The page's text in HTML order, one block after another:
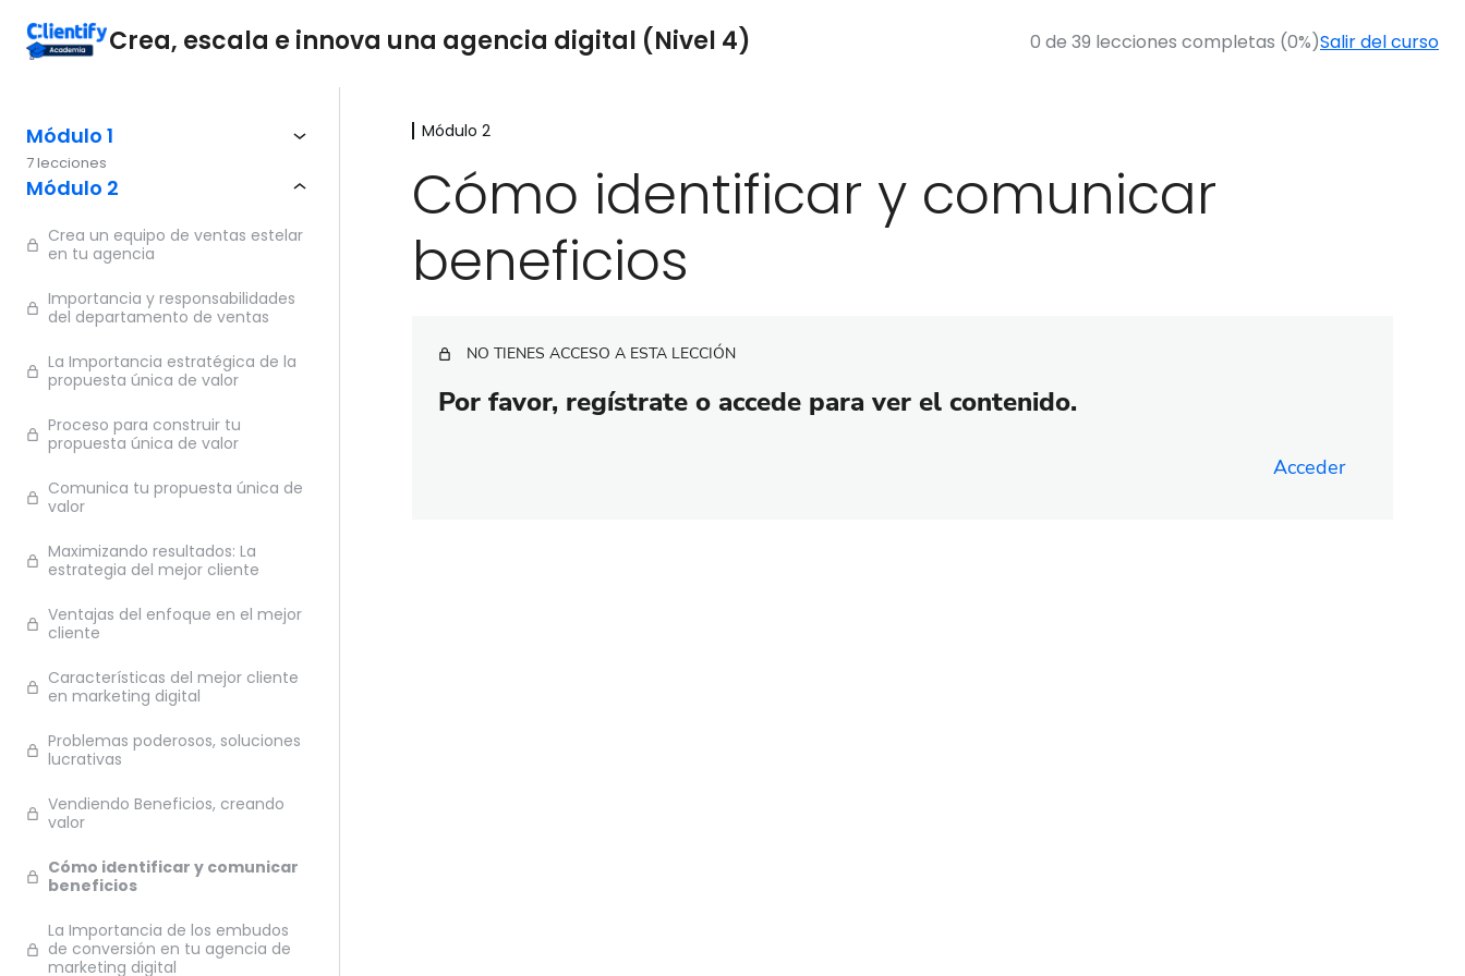
Crea, escala e innova una agencia digital (Nivel 4) 0 de 39 lecciones completas (0%)Salir del curso
Módulo 1
7 lecciones
Módulo 2
Crea un equipo de ventas estelar
en tu agencia
Importancia y responsabilidades
del departamento de ventas
La Importancia estratégica de la
propuesta única de valor
Proceso para construir tu
propuesta única de valor
Comunica tu propuesta única de
valor
Maximizando resultados: La
estrategia del mejor cliente
Ventajas del enfoque en el mejor
cliente
Características del mejor cliente
en marketing digital
Problemas poderosos, soluciones
lucrativas
Vendiendo Beneficios, creando
valor
Cómo identificar y comunicar
beneficios
La Importancia de los embudos
de conversión en tu agencia de
marketing digital
Módulo 2
Cómo identificar y comunicar
beneficios
NO TIENES ACCESO A ESTA LECCIÓN
Por favor, regístrate o accede para ver el contenido.
Acceder